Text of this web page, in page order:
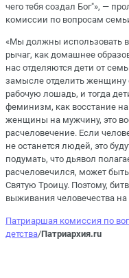
чего тебя создал Бог"», —
комиссии по вопросам
«Мы должны использовать
рычаг, как домашнее
нас отделяются дети от
замысле отделить женщину
рабочую лошадь, и тогда
феминизм, как восстание на
женщины на мужчину, это
расчеловечение. Если
не останется людей, это
подумать, что дьявол
расчеловечился, может
Святую Троицу. Поэтому,
выживания человечества
Патриаршая комиссия по
детства/Патриархия.ru